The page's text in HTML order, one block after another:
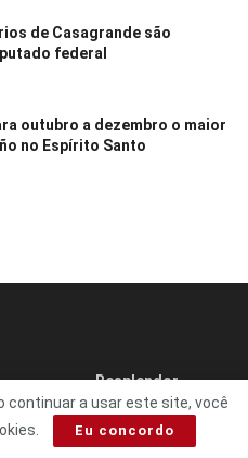
de Casagrande são
federal
outubro a dezembro o maior
no Espírito Santo
Resplendor
Sem Categoria
Sociais
continuar a usar este site, você
Eu concordo